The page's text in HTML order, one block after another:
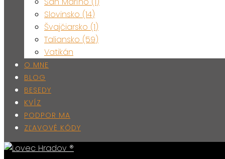
Slovinsko (14)
Švajčiarsko (1)
Taliansko (59)
Vatikán
O MNE
BLOG
BESEDY
KVÍZ
PODPOR MA
ZĽAVOVÉ KÓDY